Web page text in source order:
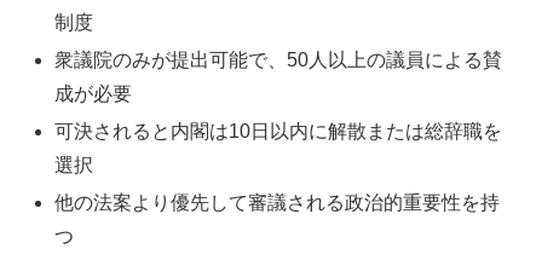
制度
衆議院のみが提出可能で、50人以上の議員による賛
成が必要
可決されると内閣は10日以内に解散または総辞職を
選択
他の法案より優先して審議される政治的重要性を持
つ